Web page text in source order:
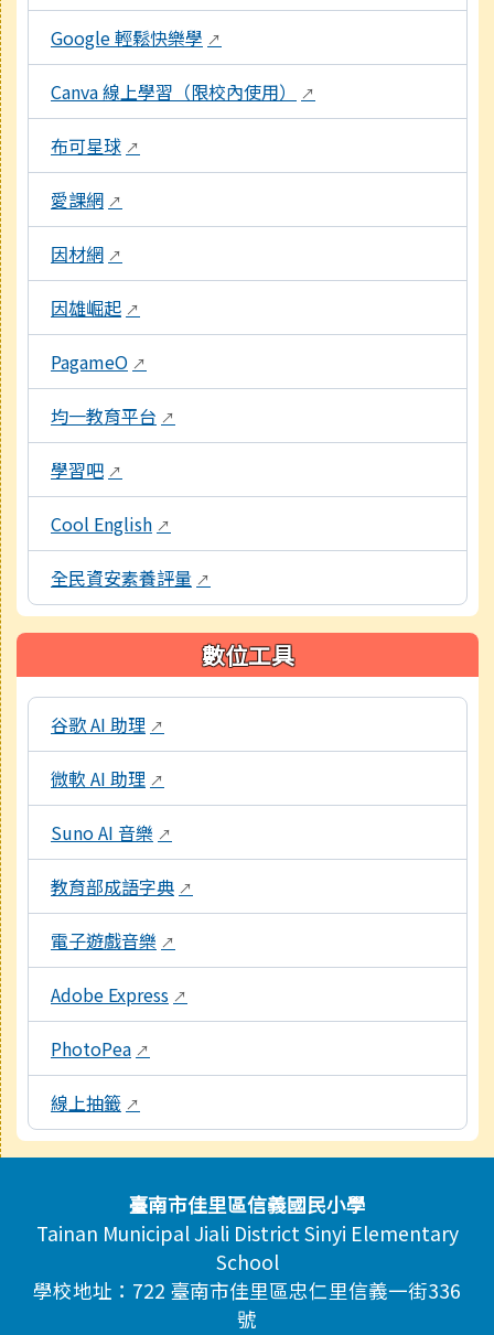
Google 輕鬆快樂學 ↗
Canva 線上學習（限校內使用） ↗
布可星球 ↗
愛課網 ↗
因材網 ↗
因雄崛起 ↗
PagameO ↗
均一教育平台 ↗
學習吧 ↗
Cool English ↗
全民資安素養評量 ↗
數位工具
本區域包含教學工具資源連結，點擊後皆會另開視窗。
谷歌 AI 助理 ↗
微軟 AI 助理 ↗
Suno AI 音樂 ↗
教育部成語字典 ↗
電子遊戲音樂 ↗
Adobe Express ↗
PhotoPea ↗
線上抽籤 ↗
頁尾區域內容臺南市佳里區信義國民小學
Tainan Municipal Jiali District Sinyi Elementary
School
學校地址：722 臺南市佳里區忠仁里信義一街336
號